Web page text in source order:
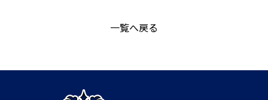
一覧へ戻る